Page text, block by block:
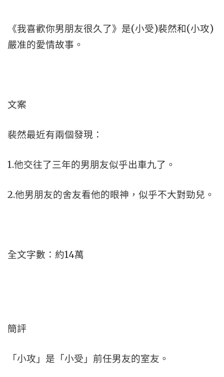
《我喜歡你男朋友很久了》是(小受)裴然和(小攻)
嚴准的愛情故事。
文案
裴然最近有兩個發現：
1.他交往了三年的男朋友似乎出車九了。
2.他男朋友的舍友看他的眼神，似乎不大對勁兒。
全文字數：約14萬
簡評
「小攻」是「小受」前任男友的室友。